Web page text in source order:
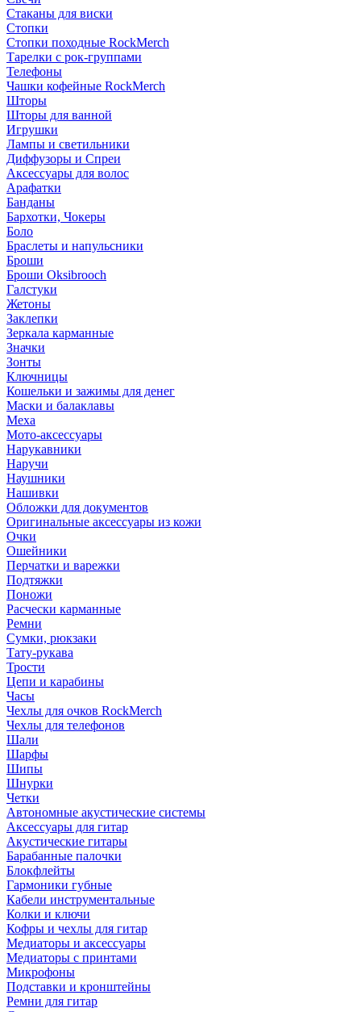
Стаканы для виски
Стопки
Стопки походные RockMerch
Тарелки с рок-группами
Телефоны
Чашки кофейные RockMerch
Шторы
Шторы для ванной
Игрушки
Лампы и светильники
Диффузоры и Спреи
Аксессуары для волос
Арафатки
Банданы
Бархотки, Чокеры
Боло
Браслеты и напульсники
Броши
Броши Oksibrooch
Галстуки
Жетоны
Заклепки
Зеркала карманные
Значки
Зонты
Ключницы
Кошельки и зажимы для денег
Маски и балаклавы
Меха
Мото-аксессуары
Нарукавники
Наручи
Наушники
Нашивки
Обложки для документов
Оригинальные аксессуары из кожи
Очки
Ошейники
Перчатки и варежки
Подтяжки
Поножи
Расчески карманные
Ремни
Сумки, рюкзаки
Тату-рукава
Трости
Цепи и карабины
Часы
Чехлы для очков RockMerch
Чехлы для телефонов
Шали
Шарфы
Шипы
Шнурки
Четки
Автономные акустические системы
Аксессуары для гитар
Акустические гитары
Барабанные палочки
Блокфлейты
Гармоники губные
Кабели инструментальные
Колки и ключи
Кофры и чехлы для гитар
Медиаторы и аксессуары
Медиаторы с принтами
Микрофоны
Подставки и кронштейны
Ремни для гитар